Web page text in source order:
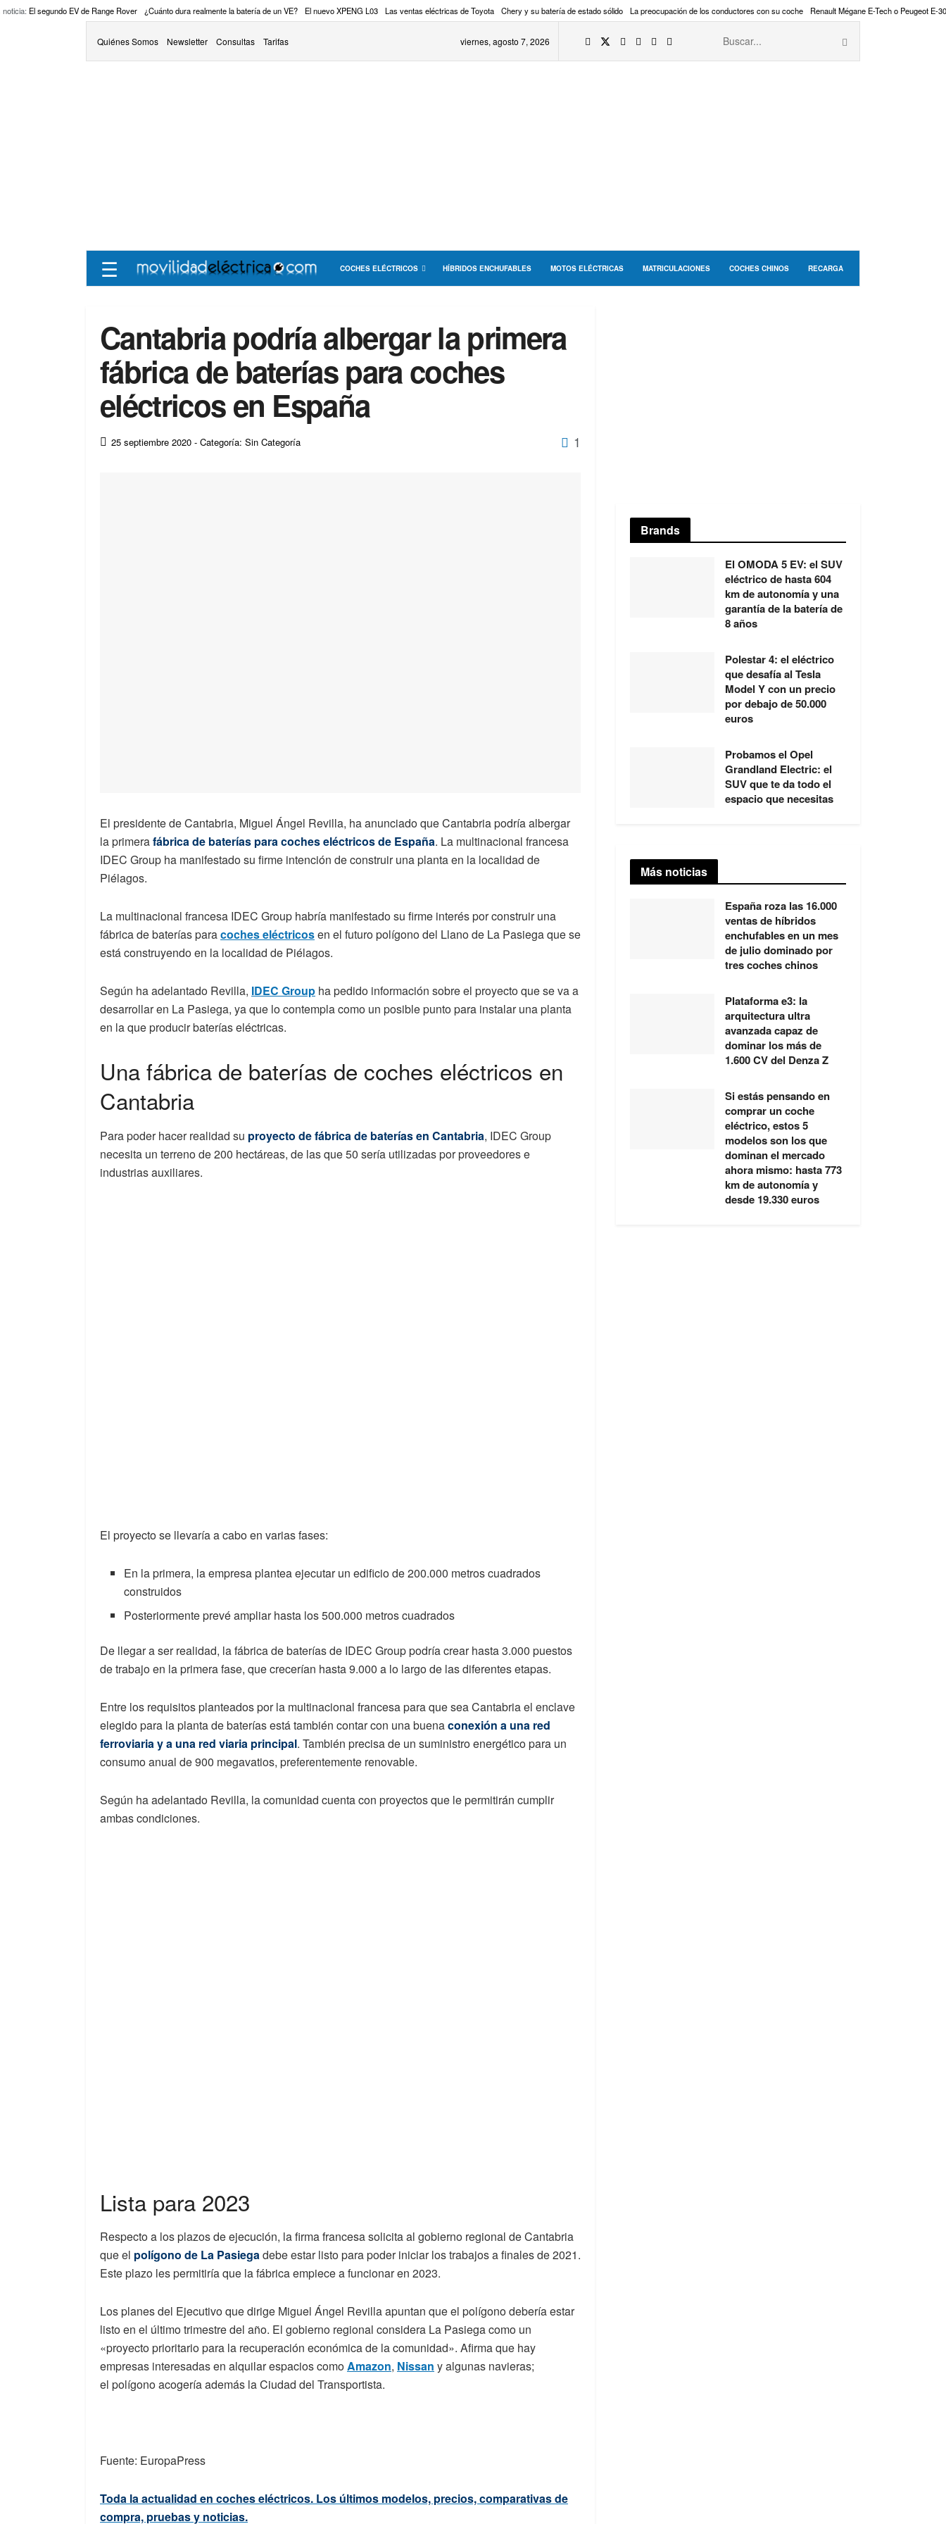
noticia: El segundo EV de Range Rover ¿Cuánto dura realmente la batería de un VE? El nuevo XPENG L03 Las ventas eléctricas de Toyota Chery y su batería de estado sólido La preocupación de los conductores con su coche Renault Mégane E-Tech o Peugeot E-
Quiénes Somos Newsletter Consultas Tarifas viernes, agosto 7, 2026
☰ COCHES ELÉCTRICOS HÍBRIDOS ENCHUFABLES MOTOS ELÉCTRICAS MATRICULACIONES COCHES CHINOS RECARGA
Cantabria podría albergar la primera
fábrica de baterías para coches
eléctricos en España
25 septiembre 2020 - Categoría: Sin Categoría 1
El presidente de Cantabria, Miguel Ángel Revilla, ha anunciado que Cantabria podría albergar
la primerafábrica de baterías para coches eléctricos de España. La multinacional francesa
IDEC Group ha manifestado su firme intención de construir una planta en la localidad de
Piélagos.
La multinacional francesa IDEC Group habría manifestado su firme interés por construir una
fábrica de baterías paracoches eléctricosen el futuro polígono del Llano de La Pasiega que se
está construyendo en la localidad de Piélagos.
Según ha adelantado Revilla, IDEC Group ha pedido información sobre el proyecto que se va a
desarrollar en La Pasiega, ya que lo contempla como un posible punto para instalar una planta
en la que producir baterías eléctricas.
Una fábrica de baterías de coches eléctricos en
Cantabria
Para poder hacer realidad su proyecto de fábrica de baterías en Cantabria, IDEC Group
necesita un terreno de 200 hectáreas, de las que 50 sería utilizadas por proveedores e
industrias auxiliares.
El proyecto se llevaría a cabo en varias fases:
En la primera, la empresa plantea ejecutar un edificio de 200.000 metros cuadrados
construidos
Posteriormente prevé ampliar hasta los 500.000 metros cuadrados
De llegar a ser realidad, la fábrica de baterías de IDEC Group podría crear hasta 3.000 puestos
de trabajo en la primera fase, que crecerían hasta 9.000 a lo largo de las diferentes etapas.
Entre los requisitos planteados por la multinacional francesa para que sea Cantabria el enclave
elegido para la planta de baterías está también contar con una buenaconexión a una red
ferroviaria y a una red viaria principal. También precisa de un suministro energético para un
consumo anual de 900 megavatios, preferentemente renovable.
Según ha adelantado Revilla, la comunidad cuenta con proyectos que le permitirán cumplir
ambas condiciones.
Lista para 2023
Respecto a los plazos de ejecución, la firma francesa solicita al gobierno regional de Cantabria
que el polígono de La Pasiegadebe estar listo para poder iniciar los trabajos a finales de 2021.
Este plazo les permitiría que la fábrica empiece a funcionar en 2023.
Los planes del Ejecutivo que dirige Miguel Ángel Revilla apuntan que el polígono debería estar
listo en el último trimestre del año. El gobierno regional considera La Pasiega como un
«proyecto prioritario para la recuperación económica de la comunidad». Afirma que hay
empresas interesadas en alquilar espacios comoAmazon, Nissan y algunas navieras;
el polígono acogería además la Ciudad del Transportista.
Fuente: EuropaPress
Toda la actualidad en coches eléctricos. Los últimos modelos, precios, comparativas de
compra, pruebas y noticias.
Brands
El OMODA 5 EV: el SUV
eléctrico de hasta 604
km de autonomía y una
garantía de la batería de
8 años
Polestar 4: el eléctrico
que desafía al Tesla
Model Y con un precio
por debajo de 50.000
euros
Probamos el Opel
Grandland Electric: el
SUV que te da todo el
espacio que necesitas
Más noticias
España roza las 16.000
ventas de híbridos
enchufables en un mes
de julio dominado por
tres coches chinos
Plataforma e3: la
arquitectura ultra
avanzada capaz de
dominar los más de
1.600 CV del Denza Z
Si estás pensando en
comprar un coche
eléctrico, estos 5
modelos son los que
dominan el mercado
ahora mismo: hasta 773
km de autonomía y
desde 19.330 euros